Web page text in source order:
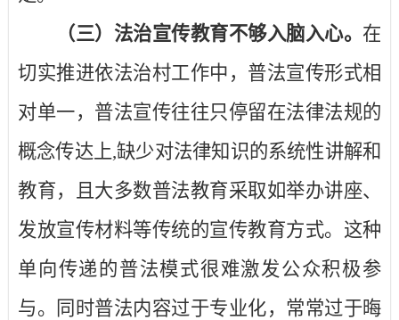
（三）法治宣传教育不够入脑入心。 在
切实推进依法治村工作中，普法宣传形式相
对单一，普法宣传往往只停留在法律法规的
概念传达上,缺少对法律知识的系统性讲解和
教育，且大多数普法教育采取如举办讲座、
发放宣传材料等传统的宣传教育方式。这种
单向传递的普法模式很难激发公众积极参
与。同时普法内容过于专业化，常常过于晦